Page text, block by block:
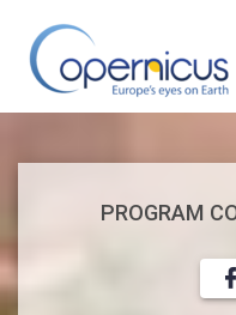
PROGRAM